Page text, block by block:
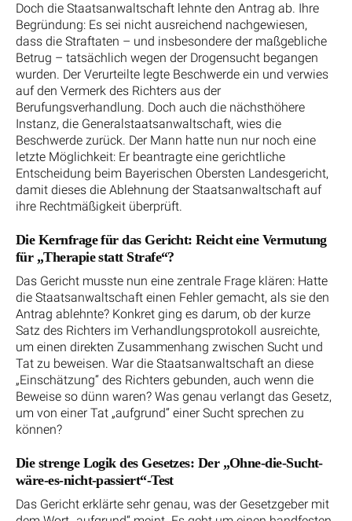
Doch die Staatsanwaltschaft lehnte den Antrag ab. Ihre
Begründung: Es sei nicht ausreichend nachgewiesen,
dass die Straftaten – und insbesondere der maßgebliche
Betrug – tatsächlich wegen der Drogensucht begangen
wurden. Der Verurteilte legte Beschwerde ein und verwies
auf den Vermerk des Richters aus der
Berufungsverhandlung. Doch auch die nächsthöhere
Instanz, die Generalstaatsanwaltschaft, wies die
Beschwerde zurück. Der Mann hatte nun nur noch eine
letzte Möglichkeit: Er beantragte eine gerichtliche
Entscheidung beim Bayerischen Obersten Landesgericht,
damit dieses die Ablehnung der Staatsanwaltschaft auf
ihre Rechtmäßigkeit überprüft.
Die Kernfrage für das Gericht: Reicht eine Vermutung
für „Therapie statt Strafe“?
Das Gericht musste nun eine zentrale Frage klären: Hatte
die Staatsanwaltschaft einen Fehler gemacht, als sie den
Antrag ablehnte? Konkret ging es darum, ob der kurze
Satz des Richters im Verhandlungsprotokoll ausreichte,
um einen direkten Zusammenhang zwischen Sucht und
Tat zu beweisen. War die Staatsanwaltschaft an diese
„Einschätzung“ des Richters gebunden, auch wenn die
Beweise so dünn waren? Was genau verlangt das Gesetz,
um von einer Tat „aufgrund“ einer Sucht sprechen zu
können?
Die strenge Logik des Gesetzes: Der „Ohne-die-Sucht-
wäre-es-nicht-passiert“-Test
Das Gericht erklärte sehr genau, was der Gesetzgeber mit